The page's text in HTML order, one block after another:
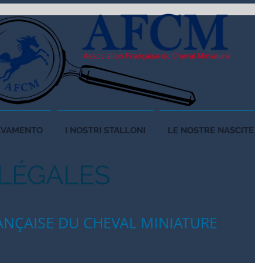
I NOSTRI STALLONI LE NOSTRE NASCITE
DU CHEVAL MINIATURE